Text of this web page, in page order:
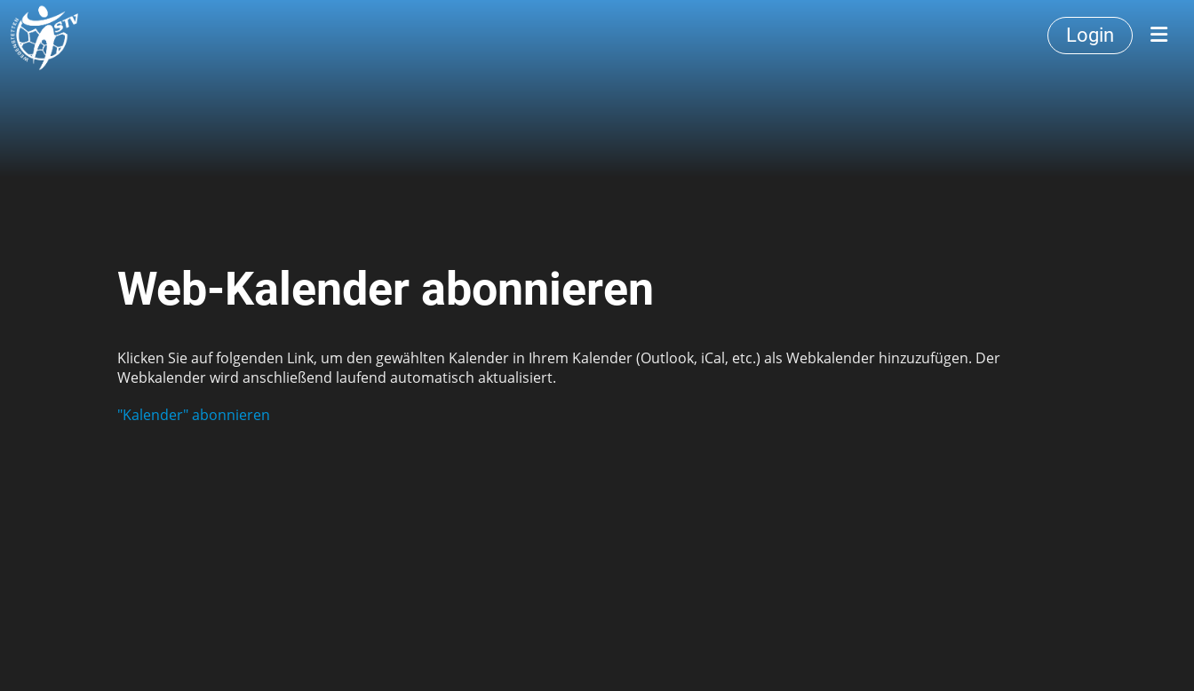
Login
Web-Kalender abonnieren
Klicken Sie auf folgenden Link, um den gewählten Kalender in Ihrem Kalender (Outlook, iCal, etc.) als Webkalender hinzuzufügen. Der
Webkalender wird anschließend laufend automatisch aktualisiert.
"Kalender" abonnieren